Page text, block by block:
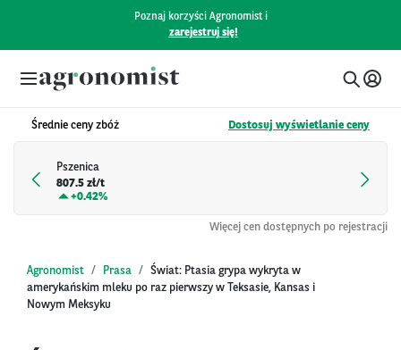
Poznaj korzyści Agronomist i
zarejestruj się!
Średnie ceny zbóż Dostosuj wyświetlanie ceny
Pszenica
807.5 zł/t
+0.42%
Więcej cen dostępnych po rejestracji
Agronomist Prasa
Świat: Ptasia grypa wykryta w
amerykańskim mleku po raz pierwszy w Teksasie, Kansas i
Nowym Meksyku